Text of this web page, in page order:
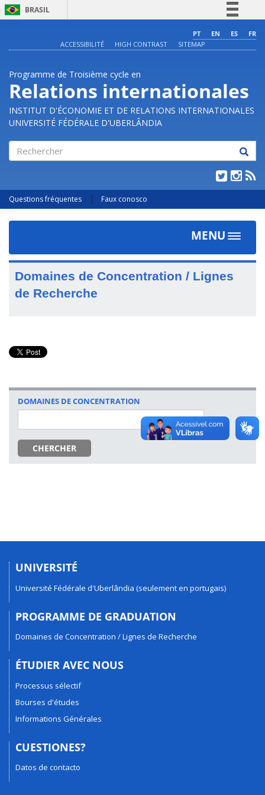
BRASIL
Comunica BR
Acesso à informação
Legislação
PT EN ES
FR
ACCESSIBILITÉ
HIGH CONTRAST SITEMAP
Programme de Troisième cycle en
Relations internationales
INSTITUT D'ÉCONOMIE ET DE RELATIONS INTERNATIONALES
UNIVERSITÉ FÉDÉRALE D'UBERLÂNDIA
Questions fréquentes Faux conosco
MENU
Toggle
Domaines de Concentration / Lignes
de Recherche
DOMAINES DE CONCENTRATION
CHERCHER
UNIVERSITÉ
Université Fédérale d'Uberlândia (seulement en portugais)
PROGRAMME DE GRADUATION
Domaines de Concentration / Lignes de Recherche
ÉTUDIER AVEC NOUS
Processus sélectif
Bourses d'études
Informations Générales
CUESTIONES?
Datos de contacto